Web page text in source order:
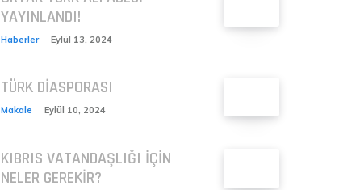
YAYINLANDI!
Haberler Eylül 13, 2024
TÜRK DİASPORASI
Makale Eylül 10, 2024
KIBRIS VATANDAŞLIĞI İÇİN
NELER GEREKİR?